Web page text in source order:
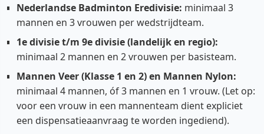
Nederlandse Badminton Eredivisie: minimaal 3
mannen en 3 vrouwen per wedstrijdteam.
1e divisie t/m 9e divisie (landelijk en regio):
minimaal 2 mannen en 2 vrouwen per basisteam.
Mannen Veer (Klasse 1 en 2) en Mannen Nylon:
minimaal 4 mannen, óf 3 mannen en 1 vrouw. (Let op:
voor een vrouw in een mannenteam dient expliciet
een dispensatieaanvraag te worden ingediend).